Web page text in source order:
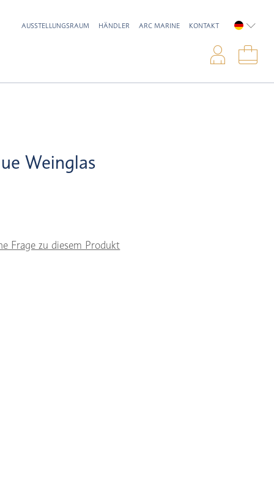
AUSSTELLUNGSRAUM HÄNDLER ARC MARINE KONTAKT
Weinglas
Frage zu diesem Produkt